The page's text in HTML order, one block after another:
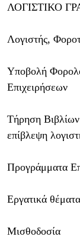
ΛΟΓΙΣΤΙΚΟ
Λογιστής,
Υποβολή
Επιχειρήσεων
Τήρηση
επίβλεψη
Προγράμματα
Εργατικά θέματα
Μισθοδοσία